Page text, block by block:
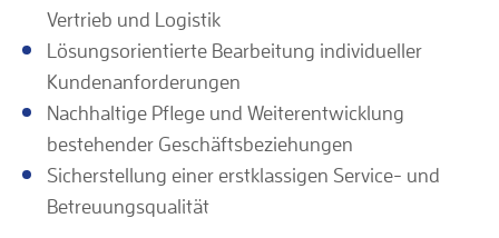
Vertrieb und Logistik
Lösungsorientierte Bearbeitung individueller
Kundenanforderungen
Nachhaltige Pflege und Weiterentwicklung
bestehender Geschäftsbeziehungen
Sicherstellung einer erstklassigen Service- und
Betreuungsqualität